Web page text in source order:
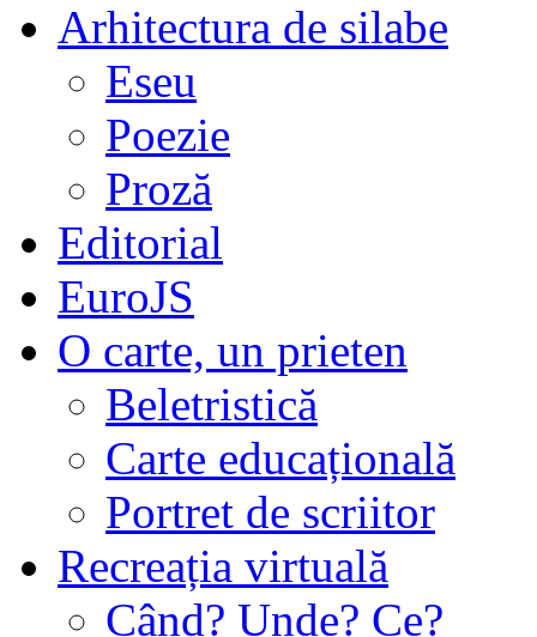
Arhitectura de silabe
Eseu
Poezie
Proză
Editorial
EuroJS
O carte, un prieten
Beletristică
Carte educațională
Portret de scriitor
Recreația virtuală
Când? Unde? Ce?